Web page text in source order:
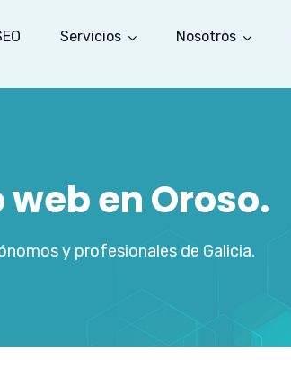
Servicios Nosotros
en Oroso.
y profesionales de Galicia.